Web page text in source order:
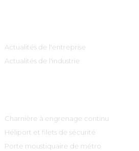
Actualités de l'entreprise
Actualités de l'industrie
Charnière à engrenage continu
Héliport et filets de sécurité
Porte moustiquaire de métro